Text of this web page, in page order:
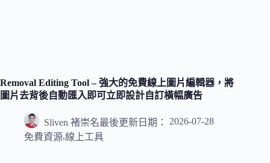
Removal Editing Tool – 強大的免費線上圖片編輯器，將
圖片去背後自動匯入即可立即設計自訂橫幅廣告
Sliven 褚崇名最後更新日期：
2026-07-28
免費資源,線上工具